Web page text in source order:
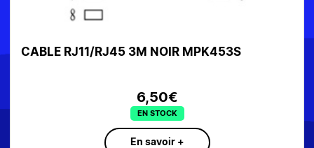
CABLE RJ11/RJ45 3M NOIR MPK453S
6,50€
EN STOCK
En savoir +